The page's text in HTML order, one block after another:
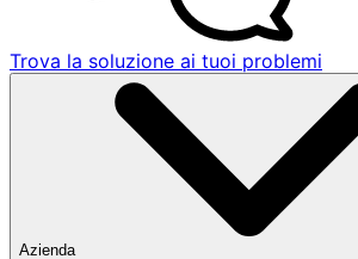
Trova la soluzione ai tuoi problemi
Azienda